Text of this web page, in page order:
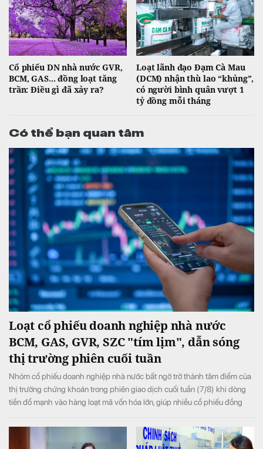
Cổ phiếu DN nhà nước GVR,
BCM, GAS... đồng loạt tăng
trần: Điều gì đã xảy ra?
Loạt lãnh đạo Đạm Cà Mau
(DCM) nhận thù lao “khủng”,
có người bình quân vượt 1
tỷ đồng mỗi tháng
Có thể bạn quan tâm
Loạt cổ phiếu doanh nghiệp nhà nước
BCM, GAS, GVR, SZC "tím lịm", dẫn sóng
thị trường phiên cuối tuần
Nhóm cổ phiếu doanh nghiệp nhà nước bất ngờ trở thành tâm điểm của
thị trường chứng khoán trong phiên giao dịch cuối tuần (7/8) khi dòng
tiền đổ mạnh vào hàng loạt mã vốn hóa lớn, giúp nhiều cổ phiếu đồng
trong sắc đỏ.